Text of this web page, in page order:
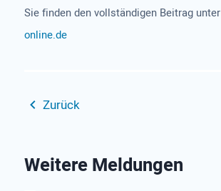
Sie finden den vollständigen Beitrag unter
online.de
Zurück
Weitere Meldungen